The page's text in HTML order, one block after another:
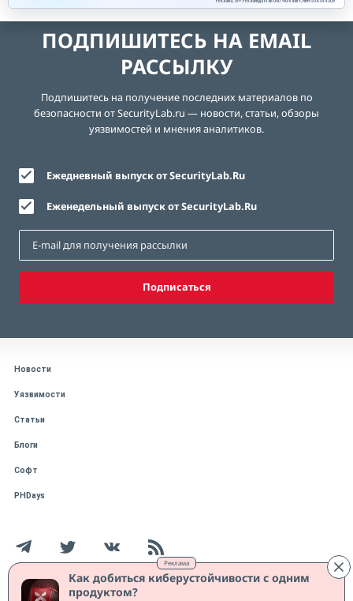
Реклама
Как добиться киберустойчивости с одним
продуктом?
ПОДПИШИТЕСЬ НА EMAIL
РАССЫЛКУ
Подпишитесь на получение последних материалов по
безопасности от SecurityLab.ru — новости, статьи, обзоры
уязвимостей и мнения аналитиков.
Ежедневный выпуск от SecurityLab.Ru
Еженедельный выпуск от SecurityLab.Ru
Подписаться
Новости
Уязвимости
Статьи
Блоги
Софт
PHDays
Работает на CMS "1С-Битрикс: Управление сайтом"